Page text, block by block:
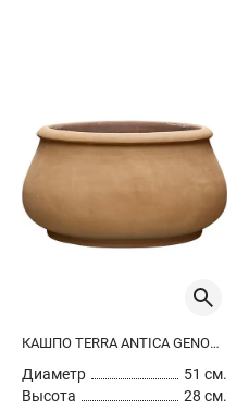
КАШПО TERRA ANTICA GENOVA CHALK WHITE
Диаметр
51 см.
Высота
28 см.